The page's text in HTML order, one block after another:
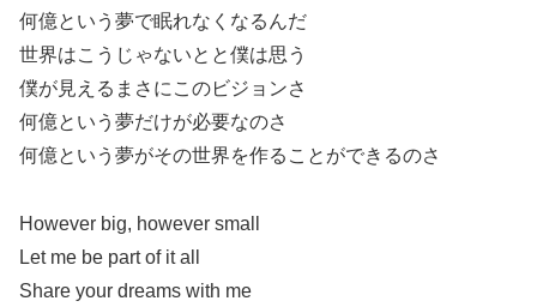
何億という夢で眠れなくなるんだ
世界はこうじゃないとと僕は思う
僕が見えるまさにこのビジョンさ
何億という夢だけが必要なのさ
何億という夢がその世界を作ることができるのさ
However big, however small
Let me be part of it all
Share your dreams with me